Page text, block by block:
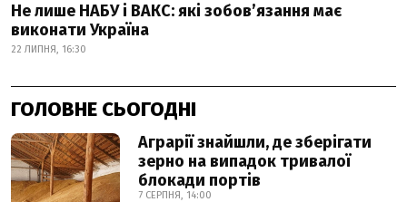
Не лише НАБУ і ВАКС: які зобов’язання має
виконати Україна
22 ЛИПНЯ, 16:30
ГОЛОВНЕ СЬОГОДНІ
Аграрії знайшли, де зберігати
зерно на випадок тривалої
блокади портів
7 СЕРПНЯ, 14:00